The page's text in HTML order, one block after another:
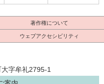
著作権について
ウェブアクセシビリティ
字牟礼2795-1